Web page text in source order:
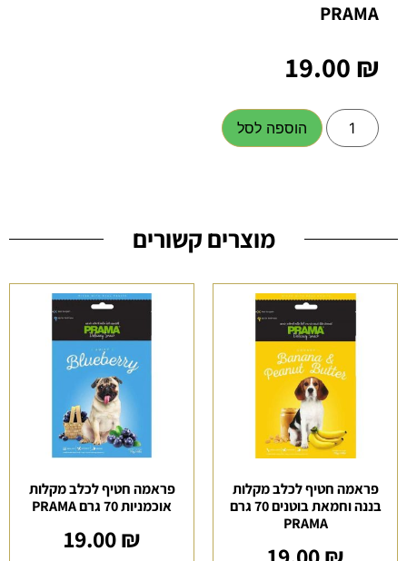
PRAMA
19.00 ₪
הוספה לסל
מוצרים קשורים
פראמה חטיף לכלב מקלות
בננה וחמאת בוטנים 70 גרם
PRAMA
פראמה חטיף לכלב מקלות
אוכמניות 70 גרם PRAMA
19.00₪